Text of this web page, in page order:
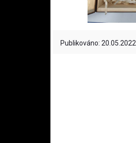
Publikováno: 20.05.2022